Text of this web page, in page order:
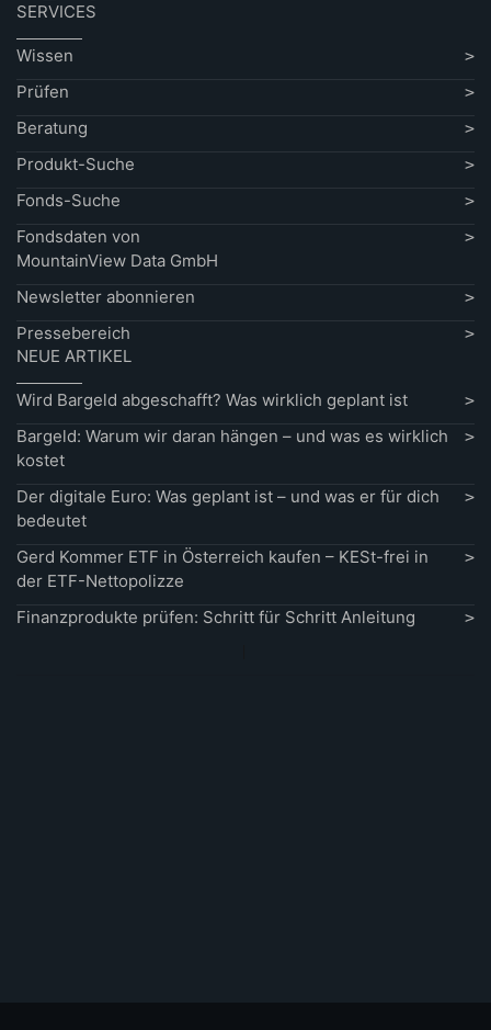
SERVICES
Wissen
Prüfen
Beratung
Produkt-Suche
Fonds-Suche
Fondsdaten von
MountainView Data GmbH
Newsletter abonnieren
Pressebereich
NEUE ARTIKEL
Wird Bargeld abgeschafft? Was wirklich geplant ist
Bargeld: Warum wir daran hängen – und was es wirklich
kostet
Der digitale Euro: Was geplant ist – und was er für dich
bedeutet
Gerd Kommer ETF in Österreich kaufen – KESt-frei in
der ETF-Nettopolizze
Finanzprodukte prüfen: Schritt für Schritt Anleitung